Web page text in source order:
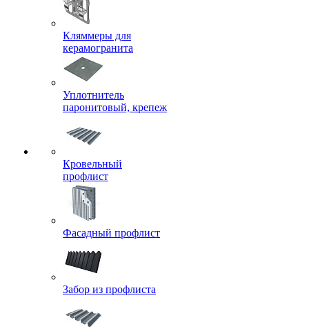
Кляммеры для
керамогранита
Уплотнитель
паронитовый, крепеж
Кровельный
профлист
Фасадный профлист
Забор из профлиста